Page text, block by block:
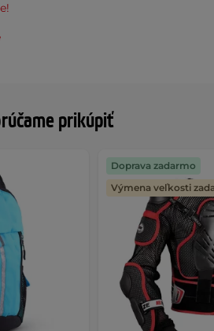
prikúpiť
Doprava zadarmo
Výmena veľkosti